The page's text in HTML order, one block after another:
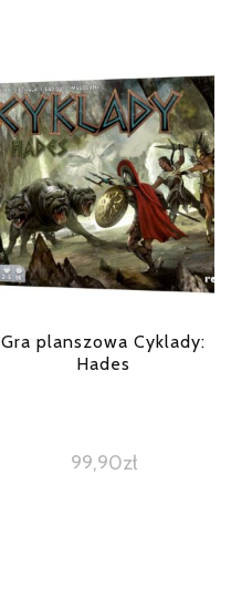
Gra planszowa Cyklady:
Hades
99,90zł